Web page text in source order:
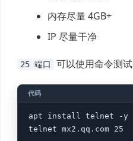
内存尽量 4GB+
IP 尽量干净
25 端口 可以使用命令测试
apt install telnet -y